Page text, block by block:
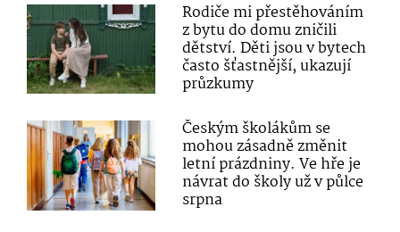
Rodiče mi přestěhováním
z bytu do domu zničili
dětství. Děti jsou v bytech
často šťastnější, ukazují
průzkumy
Českým školákům se
mohou zásadně změnit
letní prázdniny. Ve hře je
návrat do školy už v půlce
srpna